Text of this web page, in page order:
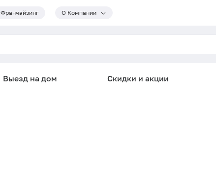
Франчайзинг О Компании
Выезд на дом Скидки и акции